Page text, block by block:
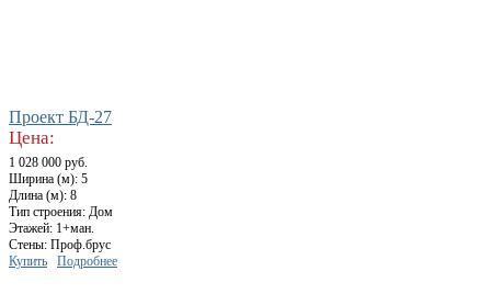
Проект БД-27
Цена:
1 028 000 руб.
Ширина (м): 5
Длина (м): 8
Тип строения: Дом
Этажей: 1+ман.
Стены: Проф.брус
Купить
Подробнее